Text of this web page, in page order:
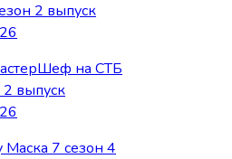
2 выпуск
на СТБ
2 выпуск
7 сезон 4